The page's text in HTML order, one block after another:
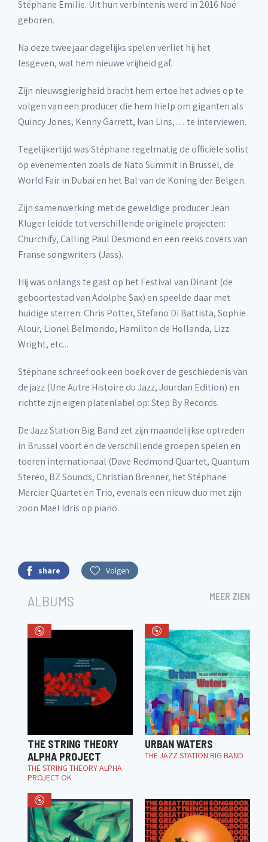
Stéphane Emilie. Uit hun verbintenis werd in 2016 Noé
geboren.
Na deze twee jaar dagelijks spelen verliet hij het
lesgeven, wat hem nieuwe vrijheid gaf.
Zijn nieuwsgierigheid bracht hem ertoe het advies op te
volgen van een producer die hem hielp om giganten als
Quincy Jones, Kenny Garrett, Ivan Lins,… te interviewen.
Tegelijkertijd was Stéphane regelmatig de officiële solist
op evenementen zoals de Nato Summit in Brussel, de
World Fair in Dubai en het Bal van de Koning der Belgen.
Zijn samenwerking met de geweldige producer Jean
Kluger leidde tot verschillende originele projecten:
Churchify, Calling Paul Desmond en een reeks covers van
Franse songwriters (Jass).
Hij was onlangs te gast op het Festival van Dinant (de
geboortestad van Adolphe Sax) en speelde daar met
huidige sterren: Chris Potter, Stefano Di Battista, Sophie
Alour, Lionel Belmondo, Hamilton de Hollanda, Lizz
Wright, etc...
Stéphane schreef ook een boek over de geschiedenis van
de jazz (Une Autre Histoire du Jazz, Jourdan Edition) en
richtte zijn eigen platenlabel op: Step By Records.
De Jazz Station Big Band zet zijn maandelijkse optreden
in Brussel voort en de verschillende groepen spelen en
toeren internationaal (Dave Redmond Quartet, Quantum
Stereo, BZ Sounds, Christian Brenner, het Stéphane
Mercier Quartet en Trio, evenals een nieuw duo met zijn
zoon Maël Idris op piano.
share Volgen
ALBUMS MEER ZIEN
THE STRING THEORY
ALPHA PROJECT
THE STRING THEORY ALPHA
PROJECT OK
URBAN WATERS
THE JAZZ STATION BIG BAND